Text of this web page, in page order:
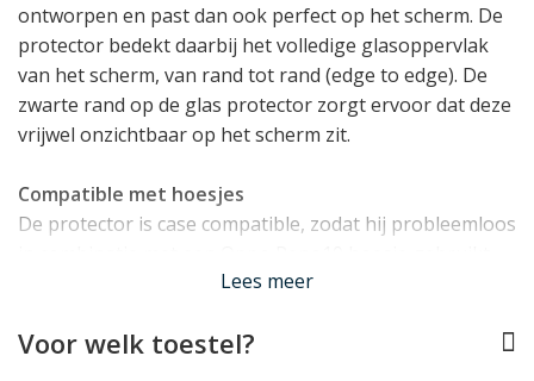
ontworpen en past dan ook perfect op het scherm. De
protector bedekt daarbij het volledige glasoppervlak
van het scherm, van rand tot rand (edge to edge). De
zwarte rand op de glas protector zorgt ervoor dat deze
vrijwel onzichtbaar op het scherm zit.
Compatible met hoesjes
De protector is case compatible, zodat hij probleemloos
Hoge hardheid van 9H
Lees meer
Voor welk toestel?